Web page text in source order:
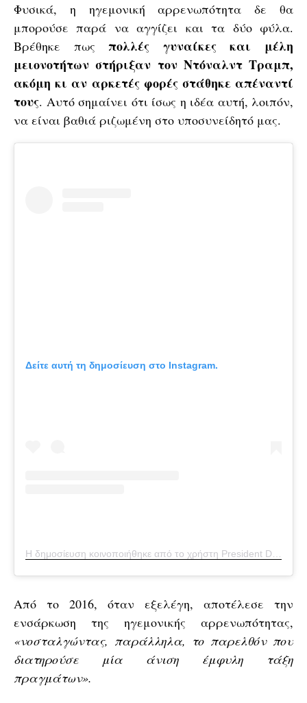
Φυσικά, η ηγεμονική αρρενωπότητα δε θα
μπορούσε παρά να αγγίζει και τα δύο φύλα.
Βρέθηκε πωςπολλές γυναίκες και μέλη
μειονοτήτων στήριξαν τον Ντόναλντ Τραμπ,
ακόμη κι αν αρκετές φορές στάθηκε απέναντί
τους. Αυτό σημαίνει ότι ίσως η ιδέα αυτή, λοιπόν,
να είναι βαθιά ριζωμένη στο υποσυνείδητό μας.
Δείτε αυτή τη δημοσίευση στο Instagram.
Από το 2016, όταν εξελέγη, αποτέλεσε την
ενσάρκωση της ηγεμονικής αρρενωπότητας,
«νοσταλγώντας, παράλληλα, το παρελθόν που
διατηρούσε μία άνιση έμφυλη τάξη
πραγμάτων».